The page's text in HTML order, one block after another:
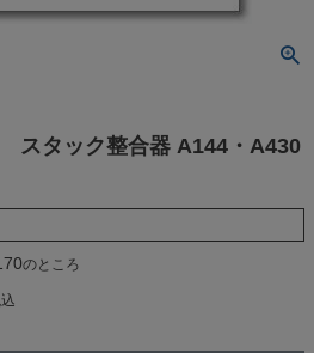
スタック整合器 A144・A430
のところ